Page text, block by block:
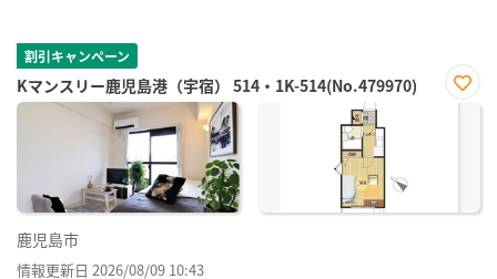
割引キャンペーン
Kマンスリー鹿児島港（宇宿） 514・1K-514(No.479970)
お気
鹿児島市
情報更新日 2026/08/09 10:43